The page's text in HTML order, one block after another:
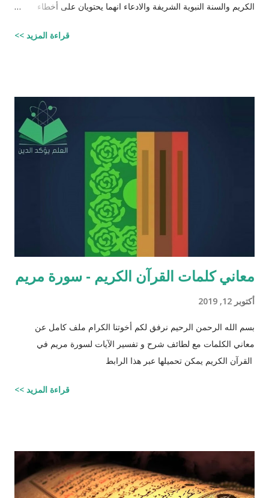
الكريم والسنة النبوية الشريفة والادعاء انهما يحتويان على أخطاء
والردود الصلعمية الفاشلة عليها " وقد أبقيت على كل افتراء واتبعته
الافتراء : 1 - زوجيّة الأشياء في القرآن : مِنْ كُلِّ شَيْءٍ خَلَقْنَا زَوْجَيْنِ
لَعَلَّكُمْ تَذَكَّرُونَ / الذاريات : 49 وَمِنْ كُلِّ الثَّمَرَاتِ جَعَلَ فِيهَا زَوْجَيْنِ
اثْنَيْنِ / الرعد : 3 حَتَّى إِذَا جَاءَ أَمْرُنَا وَفَارَ التَّنُّورُ قُلْنَا احْمِلْ فِيهَا مِنْ كُلٍّ
زَوْجَيْنِ اثْنَيْنِ / هود : 11 و اذا طبقنا هذه الآبات وجدنا فيها شيئاً من
قراءة المزيد >>
معاني كلمات القرآن الكريم - سورة مريم
أكتوبر 12, 2019
بسم الله الرحمن الرحيم نرفق لكم أخوتنا الكرام ملف كامل عن
معاني الكلمات مع لطائف شرح و تفسير الآيات لسورة مريم في
القرآن الكريم يمكن تحميلها عبر هذا الرابط
قراءة المزيد >>